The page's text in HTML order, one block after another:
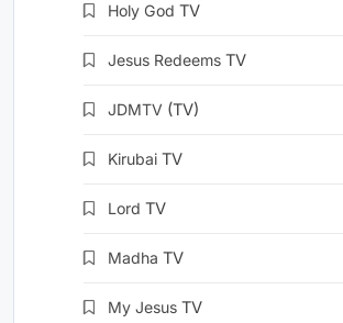
Holy God TV
Jesus Redeems TV
JDMTV (TV)
Kirubai TV
Lord TV
Madha TV
My Jesus TV